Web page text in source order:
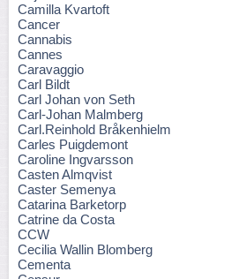
Camilla Kvartoft
Cancer
Cannabis
Cannes
Caravaggio
Carl Bildt
Carl Johan von Seth
Carl-Johan Malmberg
Carl.Reinhold Bråkenhielm
Carles Puigdemont
Caroline Ingvarsson
Casten Almqvist
Caster Semenya
Catarina Barketorp
Catrine da Costa
CCW
Cecilia Wallin Blomberg
Cementa